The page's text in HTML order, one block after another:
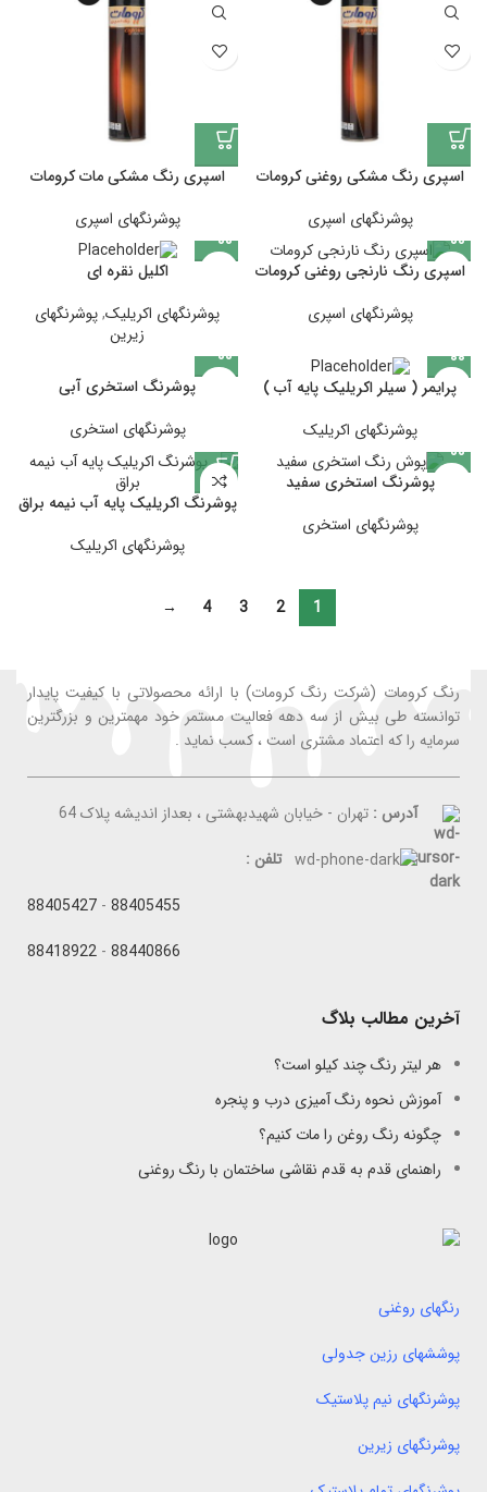
اسپری رنگ مشکی روغنی کرومات
پوشرنگهای اسپری
اسپری رنگ مشکی مات کرومات
پوشرنگهای اسپری
اسپری رنگ نارنجی روغنی کرومات
پوشرنگهای اسپری
اکلیل نقره ای
پوشرنگهای اکریلیک,پوشرنگهای
زیرین
پرایمر ( سیلر اکریلیک پایه آب )
پوشرنگهای اکریلیک
پوشرنگ استخری آبی
پوشرنگهای استخری
پوشرنگ استخری سفید
پوشرنگهای استخری
پوشرنگ اکریلیک پایه آب نیمه براق
پوشرنگهای اکریلیک
1
2
3
4
→
رنگ کرومات (شرکت رنگ کرومات) با ارائه محصولاتی با کیفیت پایدار
توانسته طی بیش از سه دهه فعالیت مستمر خود مهمترین و بزرگترین
سرمایه را که اعتماد مشتری است ، کسب نماید .
آدرس : تهران - خیابان شهیدبهشتی ، بعداز اندیشه پلاک 64
تلفن :
88405455
-
88405427
88440866
-
88418922
آخرین مطالب بلاگ
هر لیتر رنگ چند کیلو است؟
آموزش نحوه رنگ آمیزی درب و پنجره
چگونه رنگ روغن را مات کنیم؟
راهنمای قدم به قدم نقاشی ساختمان با رنگ روغنی
رنگهای روغنی
پوششهای رزین جدولی
پوشرنگهای نیم پلاستیک
پوشرنگهای زیرین